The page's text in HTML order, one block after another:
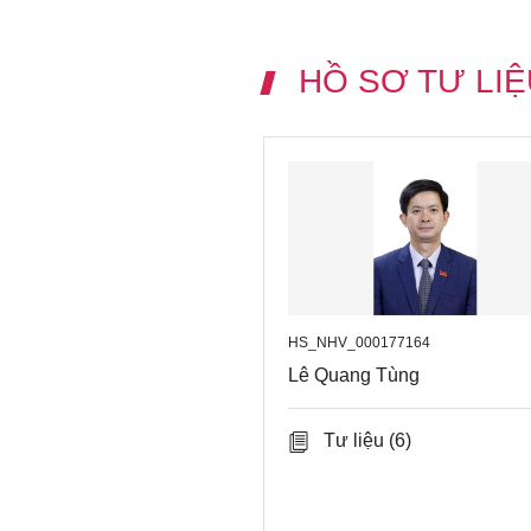
HỒ SƠ TƯ
HS_NHV_000177164
Lê Quang Tùng
Tư liệu (6)